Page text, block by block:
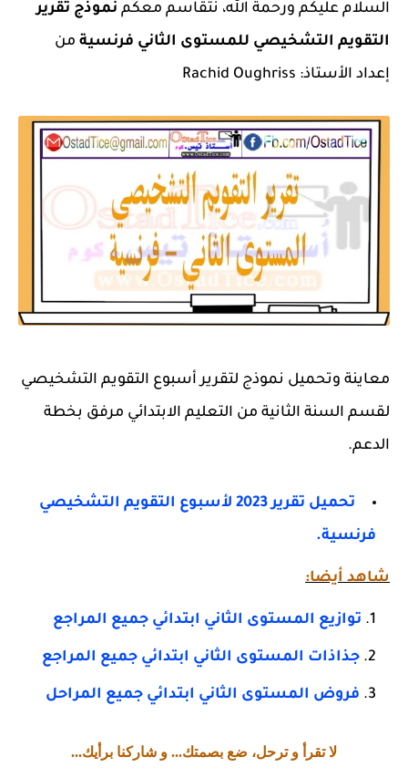
السلام عليكم ورحمة الله، نتقاسم معكم نموذج تقرير
التقويم التشخيصي للمستوى الثاني فرنسية من
إعداد الأستاذ: Rachid Oughriss
معاينة وتحميل نموذج لتقرير أسبوع التقويم التشخيصي
لقسم السنة الثانية من التعليم الابتدائي مرفق بخطة
الدعم.
تحميل تقرير 2023 لأسبوع التقويم التشخيصي
فرنسية.
شاهد أيضا:
توازيع المستوى الثاني ابتدائي جميع المراجع
جذاذات المستوى الثاني ابتدائي جميع المراجع
فروض المستوى الثاني ابتدائي جميع المراحل
لا تقرأ و ترحل، ضع بصمتك... و شاركنا برأيك...